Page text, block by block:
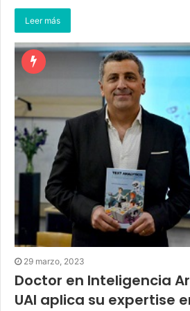
Leer más
29 marzo, 2023
Doctor en Inteligencia
UAI aplica su expertise